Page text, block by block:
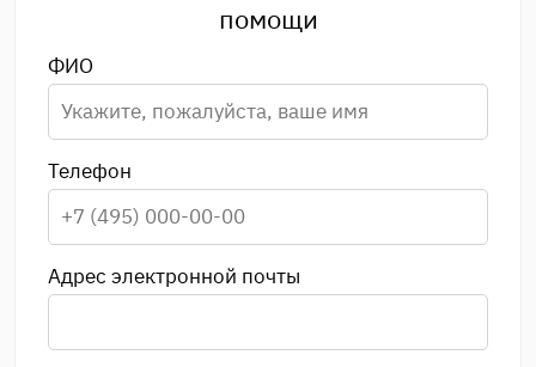
помощи
ФИО
Телефон
Адрес электронной почты